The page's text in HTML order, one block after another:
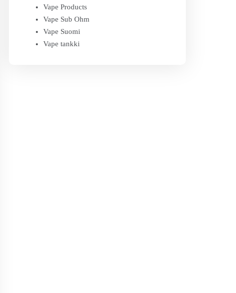
Vape Products
Vape Sub Ohm
Vape Suomi
Vape tankki